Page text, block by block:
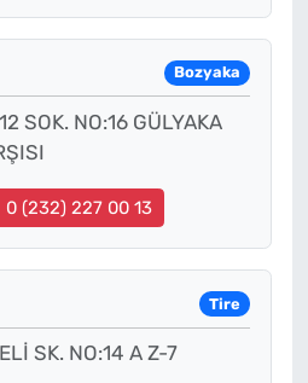
Bozyaka
SOK. NO:16 GÜLYAKA
0 (232) 227 00 13
Tire
SK. NO:14 A Z-7